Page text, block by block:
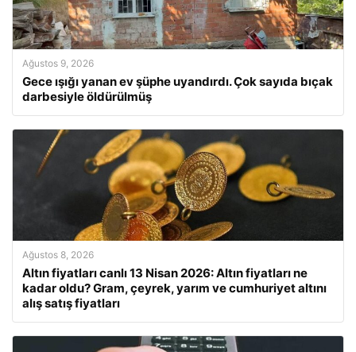
Ağustos 9, 2026
Gece ışığı yanan ev şüphe uyandırdı. Çok sayıda bıçak
darbesiyle öldürülmüş
Ağustos 8, 2026
Altın fiyatları canlı 13 Nisan 2026: Altın fiyatları ne
kadar oldu? Gram, çeyrek, yarım ve cumhuriyet altını
alış satış fiyatları